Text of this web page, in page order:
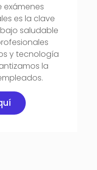
exámenes
es la clave
saludable
y tecnología
la